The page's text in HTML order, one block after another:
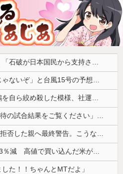
石破前首相を懐かしむ左派、「石破が日本国民から支持されまくっていた」と主張してしまうも……
「近年稀に見るどころの話じゃないぞ」と台風15号の予想進路に困惑する人が多数、偏西風が全く通用していないんだけど……
フジテレビが金の卵を産む鶏を自ら絞め殺した模様、社運を賭けたドル箱コンテンツが御蔵入りになってしまい……
韓国人「“韓国サッカー”性接待の試合結果をご覧ください」→「マッサージ効果は間違いないねｗ」「これが本当のベッドサッカーだ」
【速報】PTA会長「PTA参加拒否した親へ最終警告。こうなってもいい？」問題になりすぎて即撤回
コメ卸大手さん、営業利益83％減 高値で買い込んだ米が売れず「損切り祭り」開幕へ
た！！ちゃんとMTだよ」